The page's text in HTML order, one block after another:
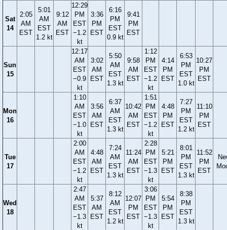
Sat
14
2:05
AM
EST
5:01
AM
EST
1.2 kt
9:12
AM
EST
12:29
PM
EST
−1.2
kt
3:36
PM
EST
6:16
PM
EST
0.9 kt
9:41
PM
EST
Sun
15
12:17
AM
EST
−0.9
kt
3:02
AM
EST
5:50
AM
EST
1.3 kt
9:58
AM
EST
1:12
PM
EST
−1.2
kt
4:14
PM
EST
6:53
PM
EST
1.0 kt
10:27
PM
EST
Mon
16
1:10
AM
EST
−1.0
kt
3:56
AM
EST
6:37
AM
EST
1.3 kt
10:42
AM
EST
1:51
PM
EST
−1.2
kt
4:48
PM
EST
7:27
PM
EST
1.2 kt
11:10
PM
EST
Tue
17
2:00
AM
EST
−1.2
kt
4:48
AM
EST
7:24
AM
EST
1.3 kt
11:24
AM
EST
2:28
PM
EST
−1.3
kt
5:21
PM
EST
8:01
PM
EST
1.3 kt
11:52
PM
EST
Wed
18
2:47
AM
EST
−1.3
kt
5:37
AM
EST
8:12
AM
EST
1.2 kt
12:07
PM
EST
3:06
PM
EST
−1.3
kt
5:54
PM
EST
8:38
PM
EST
1.3 kt